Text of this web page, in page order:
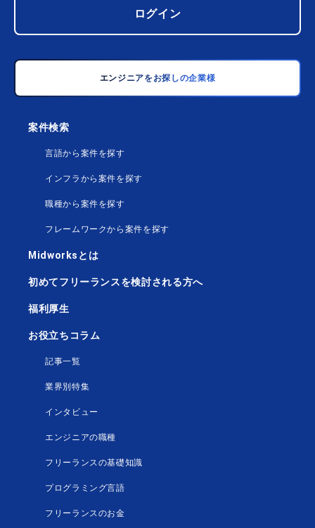
ログイン
エンジニアをお探しの企業様
案件検索
言語から案件を探す
インフラから案件を探す
職種から案件を探す
フレームワークから案件を探す
Midworksとは
初めてフリーランスを検討される方へ
福利厚生
お役立ちコラム
記事一覧
業界別特集
インタビュー
エンジニアの職種
フリーランスの基礎知識
プログラミング言語
フリーランスのお金